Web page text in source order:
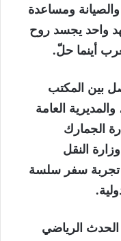
ومساعدة
واحد يجسد روح
أينما حلّ.
بين المكتب
و المديرية العامة
الجمارك
وزارة النقل
تجربة سفر سلسة
الحدث الرياضي